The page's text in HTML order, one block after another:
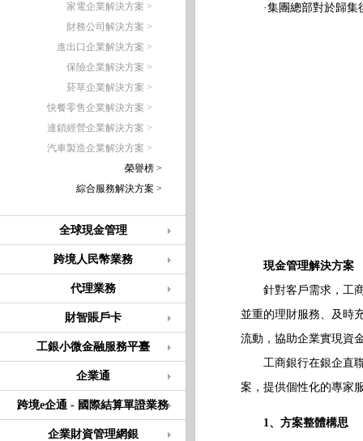
家電企業解決方案 >
財務公司解決方案 >
進出口企業解決方案 >
保險企業解決方案 >
菸草企業解決方案 >
快餐零售企業解決方案 >
連鎖經營企業解決方案 >
汽車製造企業解決方案 >
榮譽榜 >
綜合服務解決方案 >
全球現金管理
跨境人民幣業務
代理業務
財智賬戶卡
工銀小微金融服務平臺
企業通
跨境e企通 - 國際結算單證業務
企業財資管理網銀
·集團總部對於歸集後
現金管理解決方案
針對客戶需求，工商
並重的理財服務、及時
流動，協助企業實現資
工商銀行在銀企直聯
案，提供個性化的專家
1、方案整體構思